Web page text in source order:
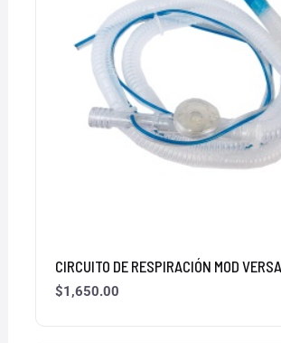
CIRCUITO DE RESPIRACIÓN MOD
$1,650.00